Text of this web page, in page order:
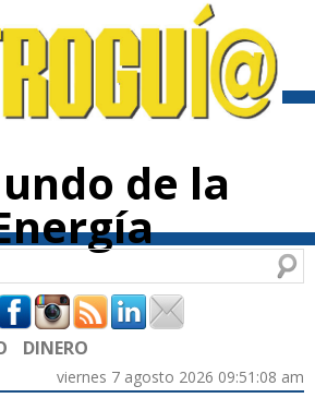
contenido
de la
búsqueda
DINERO
viernes 7 agosto 2026 09:51:08 am